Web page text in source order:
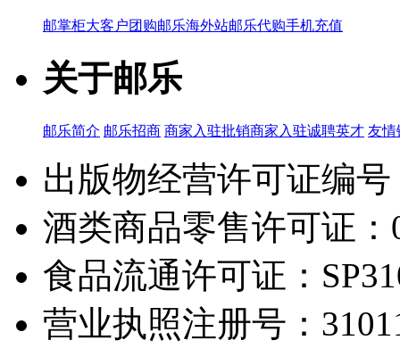
邮掌柜大客户团购邮乐海外站邮乐代购手机充值
关于邮乐
邮乐简介 邮乐招商 商家入驻批销商家入驻诚聘英才 友情
出版物经营许可证编
酒类商品零售许可证：
食品流通许可证：
营业执照注册号：